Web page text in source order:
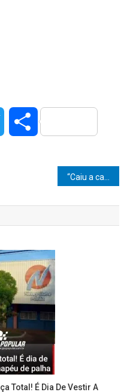
Twitter Share
Total! É Dia De Vestir A